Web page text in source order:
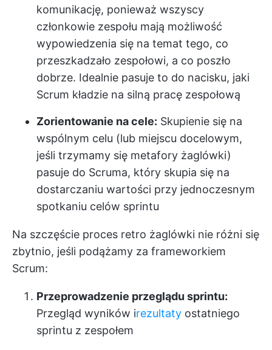
komunikację, ponieważ wszyscy
członkowie zespołu mają możliwość
wypowiedzenia się na temat tego, co
przeszkadzało zespołowi, a co poszło
dobrze. Idealnie pasuje to do nacisku, jaki
Scrum kładzie na silną pracę zespołową
Zorientowanie na cele: Skupienie się na
wspólnym celu (lub miejscu docelowym,
jeśli trzymamy się metafory żaglówki)
pasuje do Scruma, który skupia się na
dostarczaniu wartości przy jednoczesnym
spotkaniu celów sprintu
Na szczęście proces retro żaglówki nie różni się
zbytnio, jeśli podążamy za frameworkiem
Scrum:
Przeprowadzenie przeglądu sprintu:
Przegląd wyników irezultaty ostatniego
sprintu z zespołem